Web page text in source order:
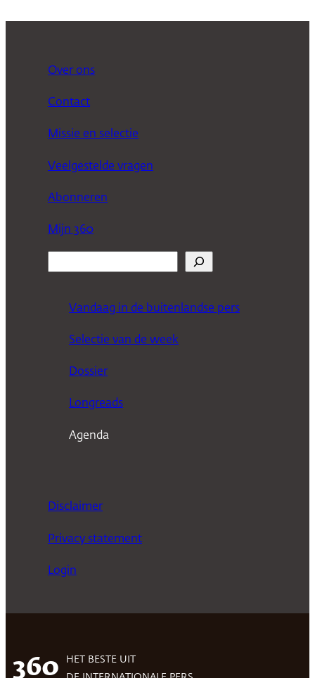
Over ons
Contact
Missie en selectie
Veelgestelde vragen
Abonneren
Mijn 360
Vandaag in de buitenlandse pers
Selectie van de week
Dossier
Longreads
Agenda
Disclaimer
Privacy statement
Login
360
HET BESTE UIT